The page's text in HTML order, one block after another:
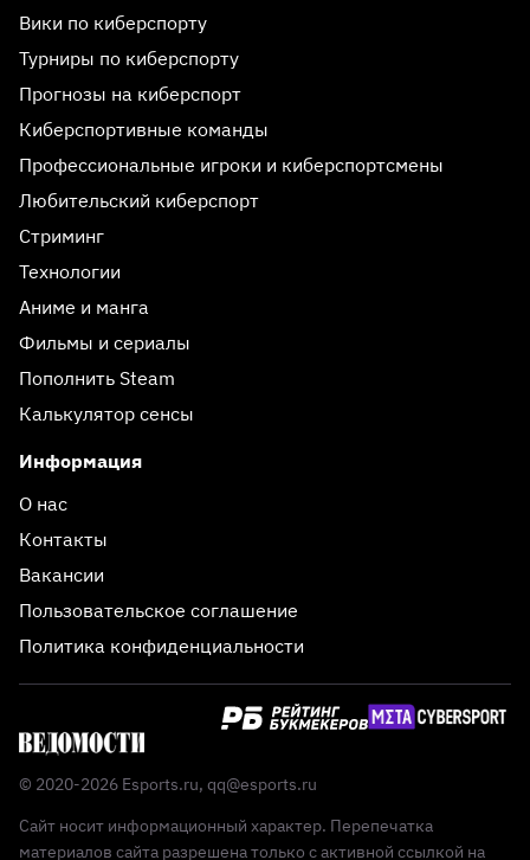
Вики по киберспорту
Турниры по киберспорту
Прогнозы на киберспорт
Киберспортивные команды
Профессиональные игроки и киберспортсмены
Любительский киберспорт
Стриминг
Технологии
Аниме и манга
Фильмы и сериалы
Пополнить Steam
Калькулятор сенсы
Информация
О нас
Контакты
Вакансии
Пользовательское соглашение
Политика конфиденциальности
© 2020-2026 Esports.ru, qq@esports.ru
Сайт носит информационный характер. Перепечатка
материалов сайта разрешена только с активной ссылкой на